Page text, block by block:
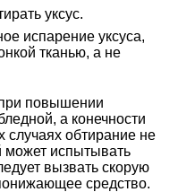
уксус.
испарение уксуса,
тканью, а не
при повышении
а конечности
обтирание не
может испытывать
вызвать скорую
средство.